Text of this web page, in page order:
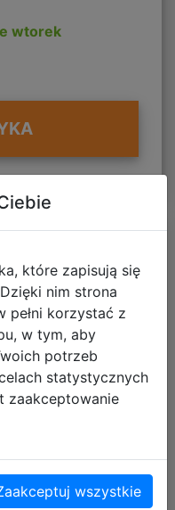
wtorek
które zapisują się
nim strona
pełni korzystać z
w tym, aby
potrzeb
statystycznych
zaakceptowanie
wszystkie